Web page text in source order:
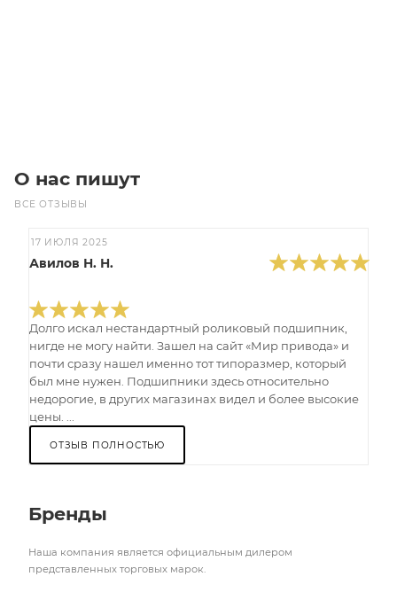
О нас пишут
ВСЕ ОТЗЫВЫ
17 ИЮЛЯ 2025
Авилов Н. Н.
Долго искал нестандартный роликовый подшипник,
нигде не могу найти. Зашел на сайт «Мир привода» и
почти сразу нашел именно тот типоразмер, который
был мне нужен. Подшипники здесь относительно
недорогие, в других магазинах видел и более высокие
цены. ...
ОТЗЫВ ПОЛНОСТЬЮ
Бренды
Наша компания является официальным дилером
представленных торговых марок.